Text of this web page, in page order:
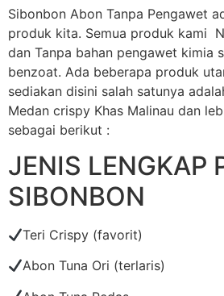
Sibonbon Abon Tanpa Pengawet
produk kita. Semua produk kami
dan Tanpa bahan pengawet kimia
benzoat. Ada beberapa produk
sediakan disini salah satunya
Medan crispy Khas Malinau dan
sebagai berikut :
JENIS LENGKAP
SIBONBON
Teri Crispy (favorit)
Abon Tuna Ori (terlaris)